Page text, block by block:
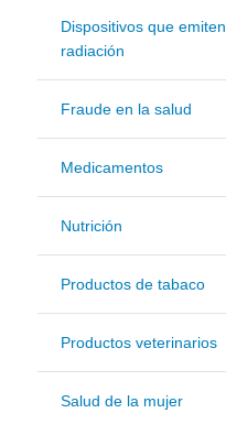
Dispositivos que emiten
radiación
Fraude en la salud
Medicamentos
Nutrición
Productos de tabaco
Productos veterinarios
Salud de la mujer